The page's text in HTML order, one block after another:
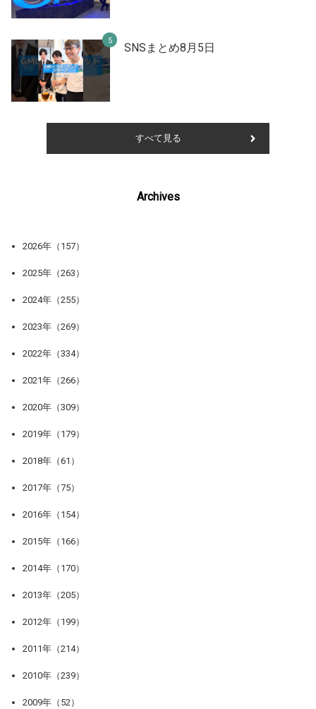
SNSまとめ8月5日
すべて見る
Archives
2026年（157）
2025年（263）
2024年（255）
2023年（269）
2022年（334）
2021年（266）
2020年（309）
2019年（179）
2018年（61）
2017年（75）
2016年（154）
2015年（166）
2014年（170）
2013年（205）
2012年（199）
2011年（214）
2010年（239）
2009年（52）